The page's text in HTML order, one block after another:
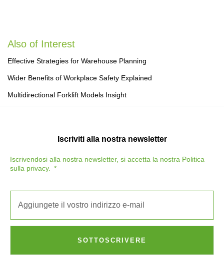
Also of Interest
Effective Strategies for Warehouse Planning
Wider Benefits of Workplace Safety Explained
Multidirectional Forklift Models Insight
Iscriviti alla nostra newsletter
Iscrivendosi alla nostra newsletter, si accetta la nostra Politica
sulla privacy.
SOTTOSCRIVERE